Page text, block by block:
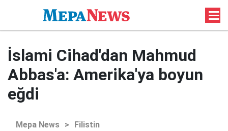
İslami Cihad'dan Mahmud
Abbas'a: Amerika'ya boyun
eğdi
Mepa News > Filistin